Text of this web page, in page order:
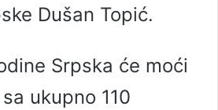
Dušan Topić.
Srpska će moći
ukupno 110